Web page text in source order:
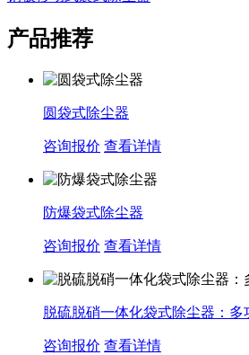
产品推荐
圆袋式除尘器
咨询报价 查看详情
防爆袋式除尘器
咨询报价 查看详情
脱硫脱硝一体化袋式除尘器：多
咨询报价 查看详情